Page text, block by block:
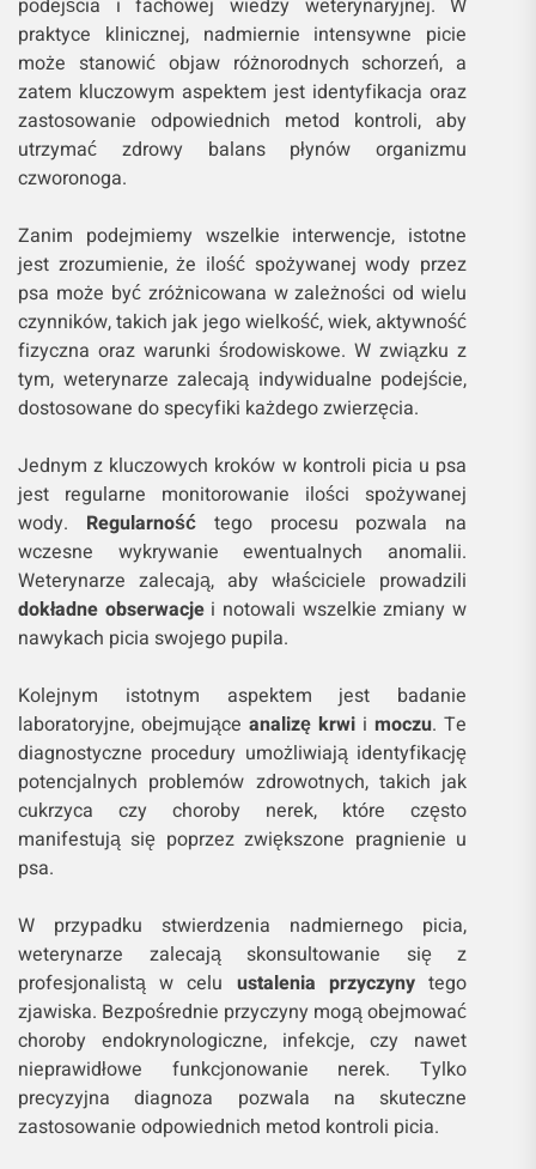
podejścia i fachowej wiedzy weterynaryjnej. W
praktyce klinicznej, nadmiernie intensywne picie
może stanowić objaw różnorodnych schorzeń, a
zatem kluczowym aspektem jest identyfikacja oraz
zastosowanie odpowiednich metod kontroli, aby
utrzymać zdrowy balans płynów organizmu
czworonoga.
Zanim podejmiemy wszelkie interwencje, istotne
jest zrozumienie, że ilość spożywanej wody przez
psa może być zróżnicowana w zależności od wielu
czynników, takich jak jego wielkość, wiek, aktywność
fizyczna oraz warunki środowiskowe. W związku z
tym, weterynarze zalecają indywidualne podejście,
dostosowane do specyfiki każdego zwierzęcia.
Jednym z kluczowych kroków w kontroli picia u psa
jest regularne monitorowanie ilości spożywanej
wody. Regularnośćtego procesu pozwala na
wczesne wykrywanie ewentualnych anomalii.
Weterynarze zalecają, aby właściciele prowadzili
dokładne obserwacjei notowali wszelkie zmiany w
nawykach picia swojego pupila.
Kolejnym istotnym aspektem jest badanie
laboratoryjne, obejmująceanalizę krwi imoczu. Te
diagnostyczne procedury umożliwiają identyfikację
potencjalnych problemów zdrowotnych, takich jak
cukrzyca czy choroby nerek, które często
manifestują się poprzez zwiększone pragnienie u
psa.
W przypadku stwierdzenia nadmiernego picia,
weterynarze zalecają skonsultowanie się z
profesjonalistą w celu ustalenia przyczynytego
zjawiska. Bezpośrednie przyczyny mogą obejmować
choroby endokrynologiczne, infekcje, czy nawet
nieprawidłowe funkcjonowanie nerek. Tylko
precyzyjna diagnoza pozwala na skuteczne
zastosowanie odpowiednich metod kontroli picia.